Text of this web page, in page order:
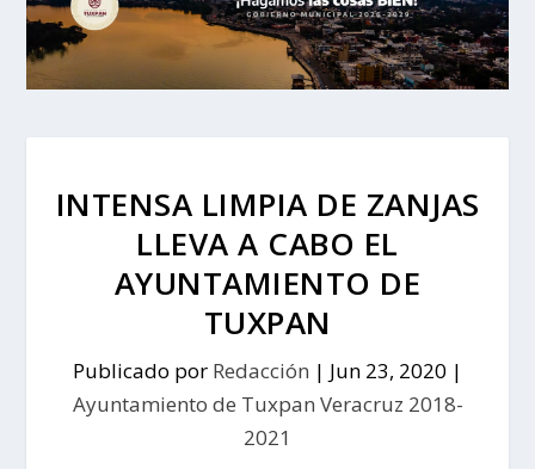
INTENSA LIMPIA DE ZANJAS
LLEVA A CABO EL
AYUNTAMIENTO DE
TUXPAN
Publicado por Redacción | Jun 23, 2020 |
Ayuntamiento de Tuxpan Veracruz 2018-
2021